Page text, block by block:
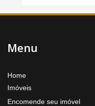
Menu
Home
Imóveis
Encomende seu imóvel